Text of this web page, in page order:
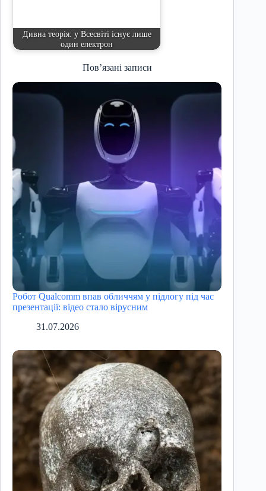
Дивна теорія: у Всесвіті існує лише
один електрон
Пов’язані записи
Робот Qualcomm впав обличчям у підлогу під час
презентації: відео стало вірусним
31.07.2026